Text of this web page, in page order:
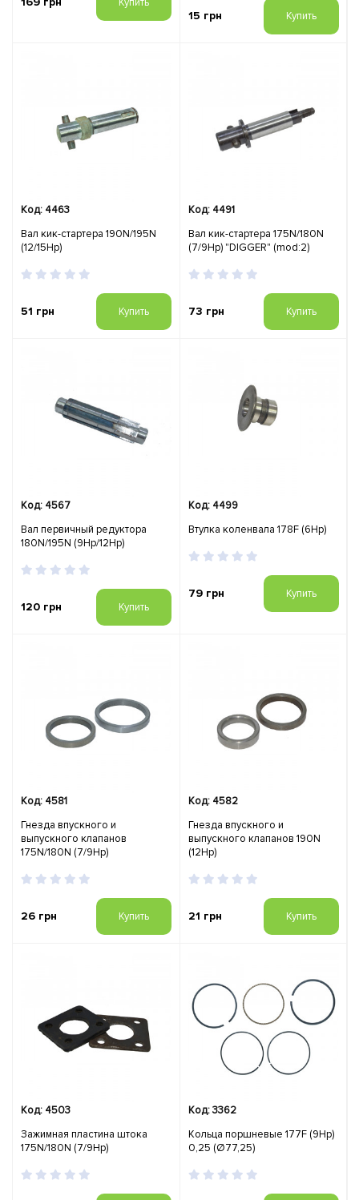
15 грн Купить
Код: 4463
Вал кик-стартера 190N/195N
(12/15Hp)
51 грн Купить
Код: 4491
Вал кик-стартера 175N/180N
(7/9Hp) "DIGGER" (mod:2)
73 грн Купить
Код: 4567
Вал первичный редуктора
180N/195N (9Hp/12Hp)
120 грн Купить
Код: 4499
Втулка коленвала 178F (6Hp)
79 грн Купить
Код: 4581
Гнезда впускного и
выпускного клапанов
175N/180N (7/9Hp)
26 грн Купить
Код: 4582
Гнезда впускного и
выпускного клапанов 190N
(12Hp)
21 грн Купить
Код: 4503
Зажимная пластина штока
175N/180N (7/9Hp)
Код: 3362
Кольца поршневые 177F (9Hp)
0,25 (Ø77,25)